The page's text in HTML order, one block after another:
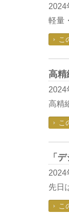
2024
軽量
こ
高精
2024
高精
こ
「
2024
先日
こ